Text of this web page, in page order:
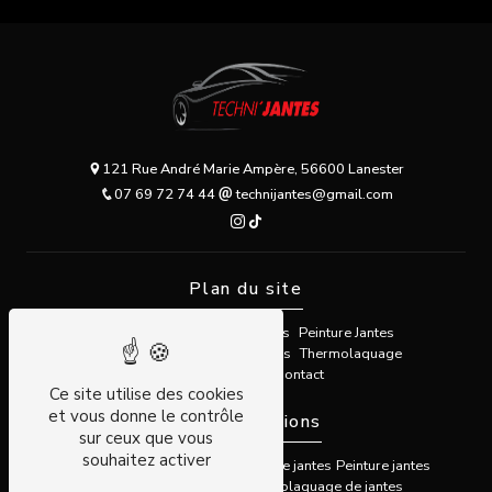
121 Rue André Marie Ampère, 56600 Lanester
07 69 72 74 44
technijantes@gmail.com
Plan du site
Accueil Rénovation de Jantes Peinture Jantes
Dévoilage / Redressage Jantes Thermolaquage
Contact
Nos prestations
Surfacage diamanté Réparation de jantes Peinture jantes
Thermolaquage de jantes
Ce site utilise des cookies
et vous donne le contrôle
sur ceux que vous
souhaitez activer